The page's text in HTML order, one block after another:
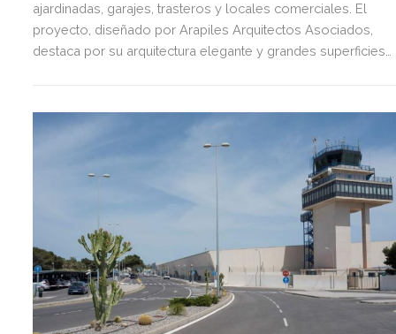
ajardinadas, garajes, trasteros y locales comerciales. El
proyecto, diseñado por Arapiles Arquitectos Asociados,
destaca por su arquitectura elegante y grandes superficies